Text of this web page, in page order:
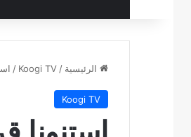
الرئيسية /
Koogi TV
/
Koogi TV